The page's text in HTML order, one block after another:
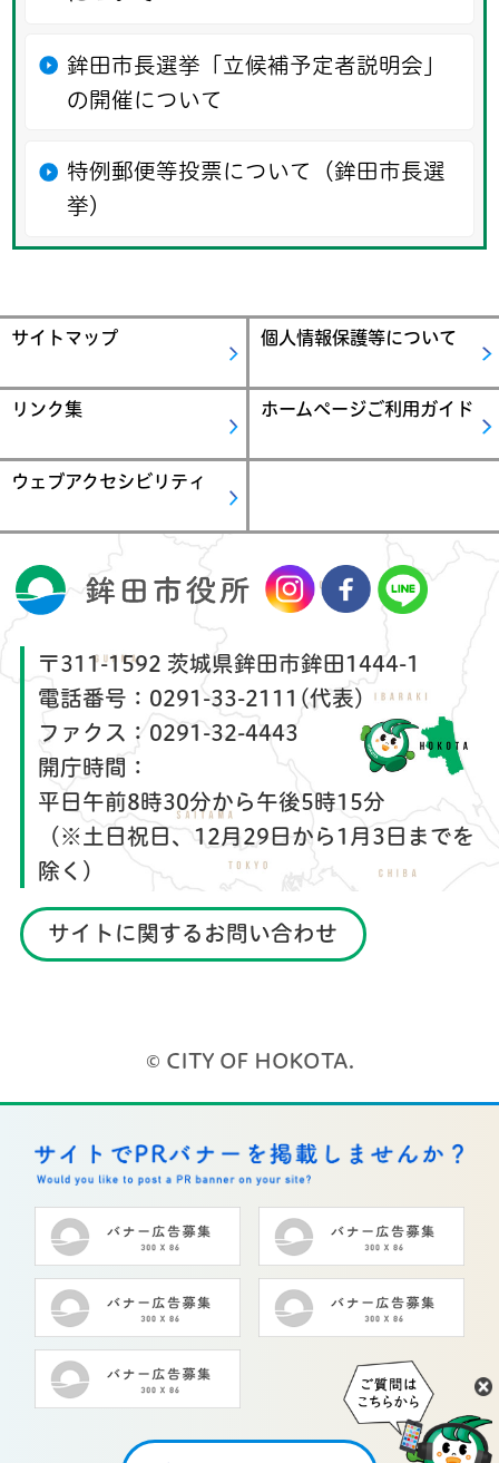
鉾田市長選挙「立候補予定者説明会」
の開催について
特例郵便等投票について（鉾田市長選
挙）
サイトマップ 個人情報保護等について
リンク集 ホームページご利用ガイド
ウェブアクセシビリティ
〒311-1592 茨城県鉾田市鉾田1444-1
電話番号： 0291-33-2111(代表)
ファクス： 0291-32-4443
開庁時間：
平日午前8時30分から午後5時15分
（※土日祝日、12月29日から1月3日までを
除く）
サイトに関するお問い合わせ
© CITY OF HOKOTA.